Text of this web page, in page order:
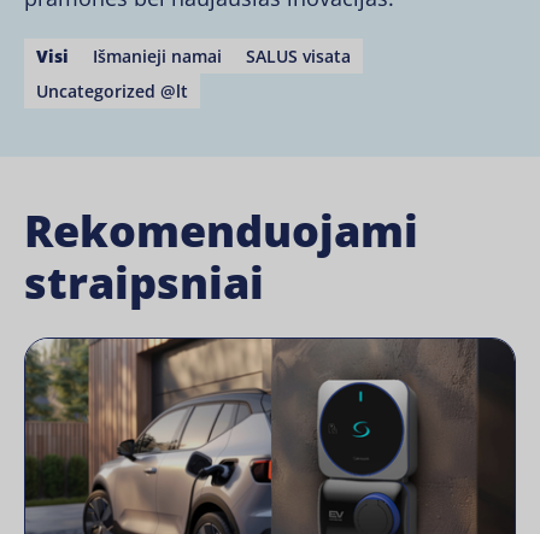
Visi Išmanieji namai
SALUS visata
Uncategorized @lt
Rekomenduojami
straipsniai